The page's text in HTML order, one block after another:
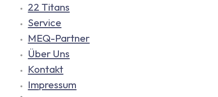
22 Titans
Service
MEQ-Partner
Über Uns
Kontakt
Impressum